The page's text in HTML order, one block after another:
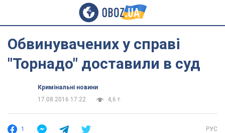
Обвинувачених у справі
"Торнадо" доставили в суд
Кримінальні новини
17.08.2016 17:22
4,6 т.
1 РУС